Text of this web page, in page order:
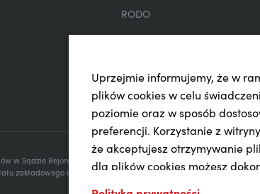
RODO
w Sądzie Rejonowym dla m.st. Warszawy w Warszawie, XIII
zakładowego i kapitału wpłaconego: 262 470 034 zł.
Uprzejmie informujemy, że w
plików cookies w celu
poziomie oraz w sposób
preferencji. Korzystanie z
że akceptujesz otrzymywanie
dla plików cookies możesz